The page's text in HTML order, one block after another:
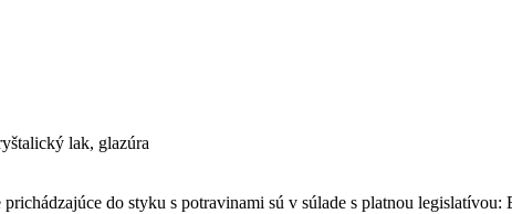
lak, glazúra
do styku s potravinami sú v súlade s platnou